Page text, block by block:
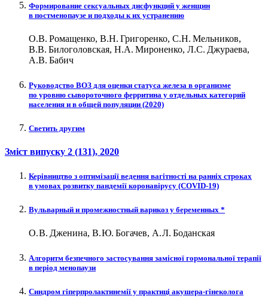
Формирование сексуальных дисфункций у женщин
в постменопаузе и подходы к их устранению
О.В. Ромащенко, В.Н. Григоренко, С.Н. Мельников,
В.В. Билоголовская, Н.А. Мироненко, Л.С. Джураева,
А.В. Бабич
Руководство ВОЗ для оценки статуса железа в организме
по уровню сывороточного ферритина у отдельных категорий
населения и в общей популяции (2020)
Светить другим
Зміст випуску 2 (131), 2020
Керівництво з оптимізації ведення вагітності на ранніх строках
в умовах розвитку пандемії коронавірусу (СОVID‑19)
Вульварный и промежностный варикоз у беременных *
О. В. Дженина, В. Ю. Богачев, А. Л. Боданская
Алгоритм безпечного застосування замісної гормональної терапії
в період менопаузи
Синдром гіперпролактинемії у практиці акушера-гінеколога